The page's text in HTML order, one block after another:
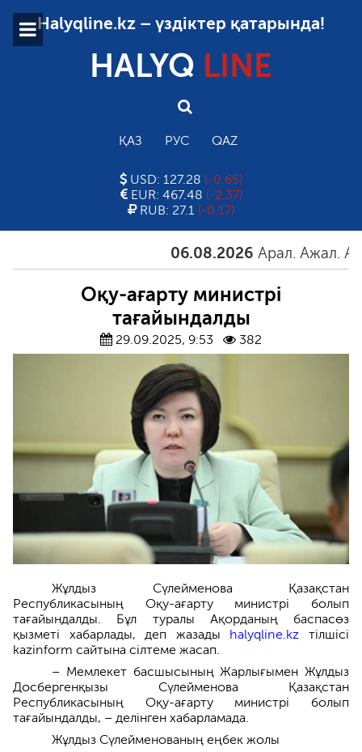
Halyqline.kz – үздіктер қатарында!
HALYQ LINE
ҚАЗ РУС QAZ
USD: 127.28 (-0.65)
EUR: 467.48 (-2.37)
RUB: 27.1 (-0.17)
06.08.2026 Арал. Ажал. Айғақ
Оқу-ағарту министрі
тағайындалды
29.09.2025, 9:53 382
Жұлдыз Сүлейменова Қазақстан
Республикасының Оқу-ағарту министрі болып
тағайындалды. Бұл туралы Ақорданың баспасөз
қызметі хабарлады, деп жазады halyqline.kz тілшісі
kazinform сайтына сілтеме жасап.
– Мемлекет басшысының Жарлығымен Жұлдыз
Досбергенқызы Сүлейменова Қазақстан
Республикасының Оқу-ағарту министрі болып
тағайындалды, – делінген хабарламада.
Жұлдыз Сүлейменованың еңбек жолы